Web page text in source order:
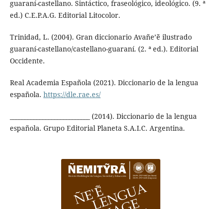
guaraní-castellano. Sintáctico, fraseológico, ideológico. (9. ª
ed.) C.E.P.A.G. Editorial Litocolor.
Trinidad, L. (2004). Gran diccionario Avañe’ẽ ilustrado
guaraní-castellano/castellano-guaraní. (2. ª ed.). Editorial
Occidente.
Real Academia Española (2021). Diccionario de la lengua
española. https://dle.rae.es/
___________________________ (2014). Diccionario de la lengua
española. Grupo Editorial Planeta S.A.I.C. Argentina.